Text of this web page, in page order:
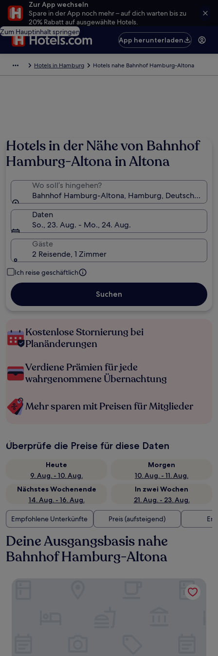
Zur App wechseln
Spare in der App noch mehr – auf dich warten bis zu
20% Rabatt auf ausgewählte Hotels.
Zum Hauptinhalt springen
App herunterladen
Hotels in Hamburg Hotels nahe Bahnhof Hamburg-Altona
Hotels in der Nähe von Bahnhof
Hamburg-Altona in Altona
Wo soll’s hingehen?
Bahnhof Hamburg-Altona, Hamburg, Deutschland
Daten
So., 23. Aug. - Mo., 24. Aug.
Gäste
2 Reisende, 1 Zimmer
Ich reise geschäftlich
Suchen
Kostenlose Stornierung bei
Planänderungen
Verdiene Prämien für jede
wahrgenommene Übernachtung
Mehr sparen mit Preisen für Mitglieder
Überprüfe die Preise für diese Daten
Heute
9. Aug. - 10. Aug.
Morgen
10. Aug. - 11. Aug.
Nächstes Wochenende
14. Aug. - 16. Aug.
In zwei Wochen
21. Aug. - 23. Aug.
Empfohlene Unterkünfte Preis (aufsteigend)
Deine Ausgangsbasis nahe
Bahnhof Hamburg-Altona